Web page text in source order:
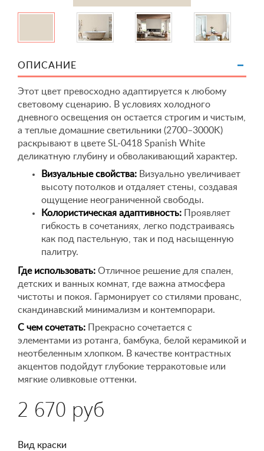
ОПИСАНИЕ
Этот цвет превосходно адаптируется к любому
световому сценарию. В условиях холодного
дневного освещения он остается строгим и чистым,
а теплые домашние светильники (2700–3000K)
раскрывают в цвете SL-0418 Spanish White
деликатную глубину и обволакивающий характер.
Визуальные свойства: Визуально увеличивает
высоту потолков и отдаляет стены, создавая
ощущение неограниченной свободы.
Колористическая адаптивность: Проявляет
гибкость в сочетаниях, легко подстраиваясь
как под пастельную, так и под насыщенную
палитру.
Где использовать: Отличное решение для спален,
детских и ванных комнат, где важна атмосфера
чистоты и покоя. Гармонирует со стилями прованс,
скандинавский минимализм и контемпорари.
С чем сочетать: Прекрасно сочетается с
элементами из ротанга, бамбука, белой керамикой и
неотбеленным хлопком. В качестве контрастных
акцентов подойдут глубокие терракотовые или
мягкие оливковые оттенки.
2 670 руб
Вид краски